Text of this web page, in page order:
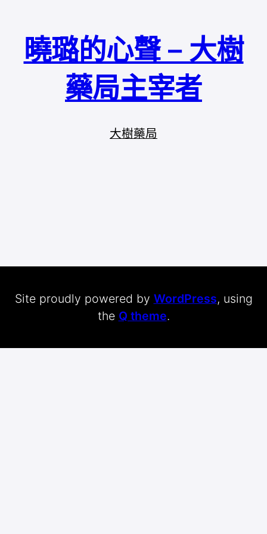
曉璐的心聲 – 大樹
藥局主宰者
大樹藥局
Site proudly powered by WordPress, using
the Q theme.